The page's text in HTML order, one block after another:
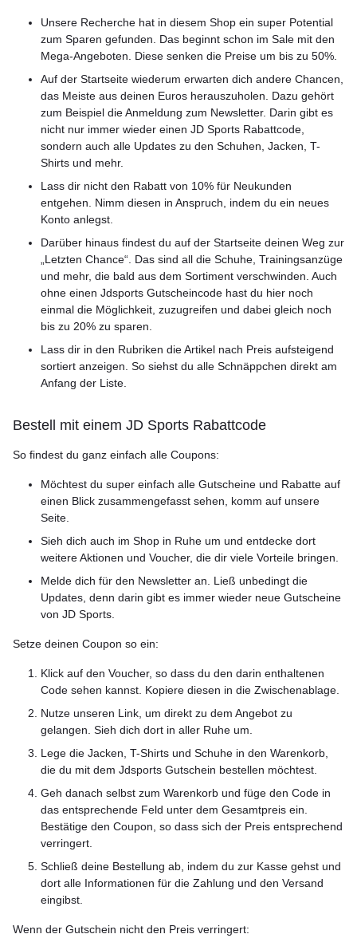
Unsere Recherche hat in diesem Shop ein super Potential
zum Sparen gefunden. Das beginnt schon im Sale mit den
Mega-Angeboten. Diese senken die Preise um bis zu 50%.
Auf der Startseite wiederum erwarten dich andere Chancen,
das Meiste aus deinen Euros herauszuholen. Dazu gehört
zum Beispiel die Anmeldung zum Newsletter. Darin gibt es
nicht nur immer wieder einen JD Sports Rabattcode,
sondern auch alle Updates zu den Schuhen, Jacken, T-
Shirts und mehr.
Lass dir nicht den Rabatt von 10% für Neukunden
entgehen. Nimm diesen in Anspruch, indem du ein neues
Konto anlegst.
Darüber hinaus findest du auf der Startseite deinen Weg zur
„Letzten Chance“. Das sind all die Schuhe, Trainingsanzüge
und mehr, die bald aus dem Sortiment verschwinden. Auch
ohne einen Jdsports Gutscheincode hast du hier noch
einmal die Möglichkeit, zuzugreifen und dabei gleich noch
bis zu 20% zu sparen.
Lass dir in den Rubriken die Artikel nach Preis aufsteigend
sortiert anzeigen. So siehst du alle Schnäppchen direkt am
Anfang der Liste.
Bestell mit einem JD Sports Rabattcode
So findest du ganz einfach alle Coupons:
Möchtest du super einfach alle Gutscheine und Rabatte auf
einen Blick zusammengefasst sehen, komm auf unsere
Seite.
Sieh dich auch im Shop in Ruhe um und entdecke dort
weitere Aktionen und Voucher, die dir viele Vorteile bringen.
Melde dich für den Newsletter an. Ließ unbedingt die
Updates, denn darin gibt es immer wieder neue Gutscheine
von JD Sports.
Setze deinen Coupon so ein:
Klick auf den Voucher, so dass du den darin enthaltenen
Code sehen kannst. Kopiere diesen in die Zwischenablage.
Nutze unseren Link, um direkt zu dem Angebot zu
gelangen. Sieh dich dort in aller Ruhe um.
Lege die Jacken, T-Shirts und Schuhe in den Warenkorb,
die du mit dem Jdsports Gutschein bestellen möchtest.
Geh danach selbst zum Warenkorb und füge den Code in
das entsprechende Feld unter dem Gesamtpreis ein.
Bestätige den Coupon, so dass sich der Preis entsprechend
verringert.
Schließ deine Bestellung ab, indem du zur Kasse gehst und
dort alle Informationen für die Zahlung und den Versand
eingibst.
Wenn der Gutschein nicht den Preis verringert: